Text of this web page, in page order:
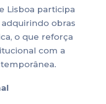
Lisboa participa
obras
o que reforça
com a